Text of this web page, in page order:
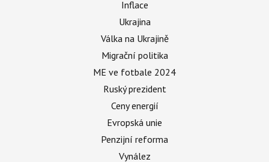
Inflace
Ukrajina
Válka na Ukrajině
Migrační politika
ME ve fotbale 2024
Ruský prezident
Ceny energií
Evropská unie
Penzijní reforma
Vynález